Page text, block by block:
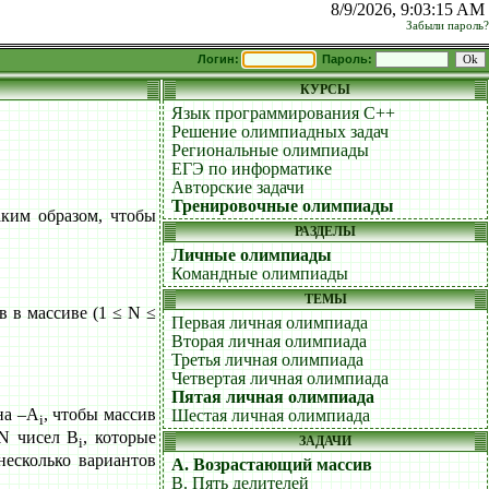
8/9/2026, 9:03:15 AM
Забыли пароль?
Логин: Пароль:
образом, чтобы
в массиве (1 ≤ N ≤
–Аi, чтобы массив
чисел Bi, которые
вариантов
КУРСЫ
Язык программирования C++
Решение олимпиадных задач
Региональные олимпиады
ЕГЭ по информатике
Авторские задачи
Тренировочные олимпиады
РАЗДЕЛЫ
Личные олимпиады
Командные олимпиады
ТЕМЫ
Первая личная олимпиада
Вторая личная олимпиада
Третья личная олимпиада
Четвертая личная олимпиада
Пятая личная олимпиада
Шестая личная олимпиада
ЗАДАЧИ
A. Возрастающий массив
B. Пять делителей